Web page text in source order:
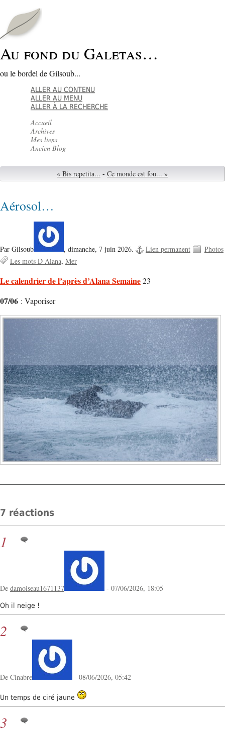
Au fond du Galetas…
ou le bordel de Gilsoub...
ALLER AU CONTENU
ALLER AU MENU
ALLER À LA RECHERCHE
Accueil
Archives
Mes liens
Ancien Blog
« Bis repetita... - Ce monde est fou... »
Aérosol…
Par Gilsoub , dimanche, 7 juin 2026. Lien permanent
Photos
Les mots D Alana Mer
Le calendrier de l’après d’Alana Semaine23
07/06 : Vaporiser
7 réactions
1
De damoiseau1671137 - 07/06/2026, 18:05
Oh il neige !
2
De Cinabre - 08/06/2026, 05:42
Un temps de ciré jaune
3